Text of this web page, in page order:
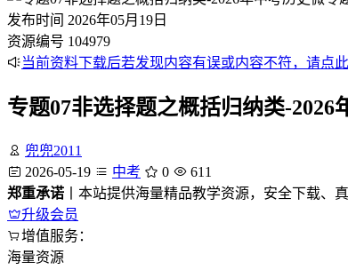
发布时间 2026年05月19日
资源编号 104979
当前资料下载后若发现内容有误或内容不符，请点此
专题07非选择题之概括归纳类-2026
兜兜2011
2026-05-19
中考 0
611
郑重承诺 丨本站提供海量精品教学资源，安全下载、
升级会员
增值服务：
海量资源